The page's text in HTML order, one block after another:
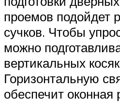
проемов подойдет
сучков. Чтобы
можно
вертикальных
Горизонтальную
обеспечит оконная